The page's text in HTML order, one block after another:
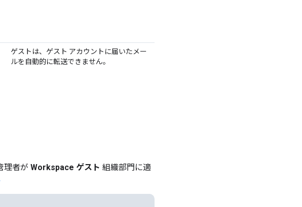
ゲストは、ゲスト アカウントに届いたメー
ルを自動的に転送できません。
理者が Workspace ゲスト 組織部門に適